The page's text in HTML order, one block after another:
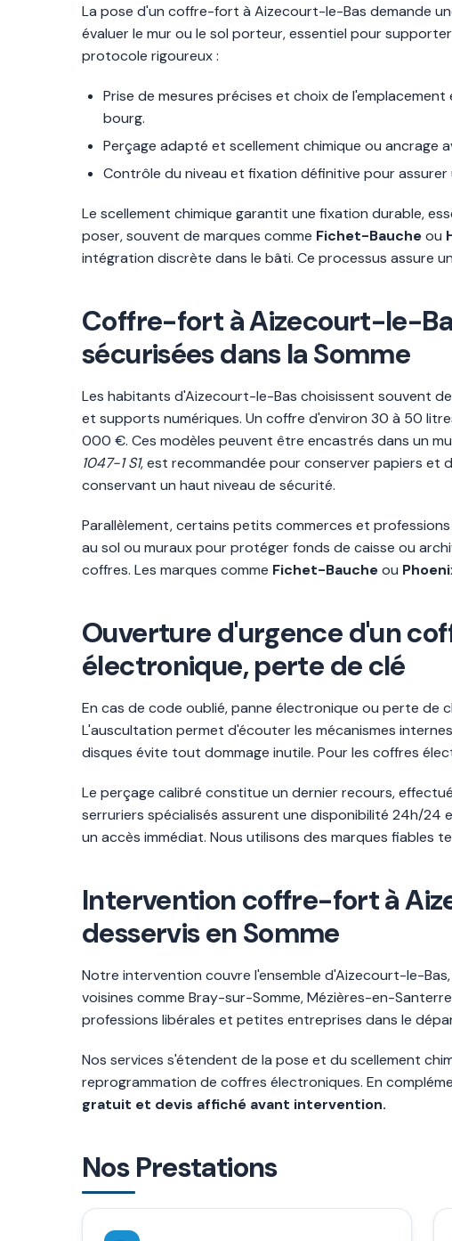
La pose d'un coffre-fort à Aizecourt-le-Bas demande
évaluer le mur ou le sol porteur, essentiel pour
protocole rigoureux :
Prise de mesures précises et choix de
bourg.
Perçage adapté et scellement chimique ou ancrage
Contrôle du niveau et fixation définitive pour assurer
Le scellement chimique garantit une fixation durable,
poser, souvent de marques comme Fichet-Baucheou
intégration discrète dans le bâti. Ce processus assure
Coffre-fort à Aizecourt-le-
sécurisées dans la Somme
Les habitants d'Aizecourt-le-Bas choisissent souvent
et supports numériques. Un coffre d'environ 30 à 50
000 €. Ces modèles peuvent être encastrés dans un
1047-1 S1, est recommandée pour conserver papiers et
conservant un haut niveau de sécurité.
Parallèlement, certains petits commerces et
au sol ou muraux pour protéger fonds de caisse ou
coffres. Les marques comme Fichet-Baucheou
Ouverture d'urgence d'un
électronique, perte de clé
En cas de code oublié, panne électronique ou perte
L'auscultation permet d'écouter les mécanismes
disques évite tout dommage inutile. Pour les coffres
Le perçage calibré constitue un dernier recours,
serruriers spécialisés assurent une disponibilité 24h/
un accès immédiat. Nous utilisons des marques fiables
Intervention coffre-fort à
desservis en Somme
Notre intervention couvre l'ensemble d'Aizecourt-le-
voisines comme Bray-sur-Somme, Mézières-en-
professions libérales et petites entreprises dans le
Nos services s'étendent de la pose et du scellement
reprogrammation de coffres électroniques. En
gratuit et devis affiché avant intervention.
Nos Prestations